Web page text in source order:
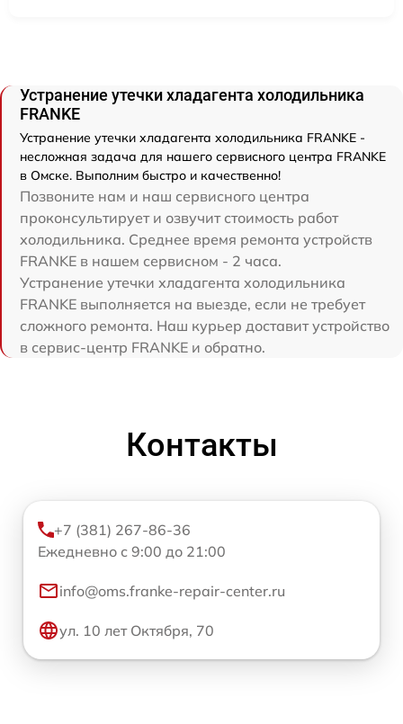
Устранение утечки хладагента холодильника
FRANKE
Устранение утечки хладагента холодильника FRANKE -
несложная задача для нашего сервисного центра FRANKE
в Омске. Выполним быстро и качественно!
Позвоните нам и наш сервисного центра
проконсультирует и озвучит стоимость работ
холодильника. Среднее время ремонта устройств
FRANKE в нашем сервисном - 2 часа.
Устранение утечки хладагента холодильника
FRANKE выполняется на выезде, если не требует
сложного ремонта. Наш курьер доставит устройство
в сервис-центр FRANKE и обратно.
Контакты
+7 (381) 267-86-36
Ежедневно с 9:00 до 21:00
info@oms.franke-repair-center.ru
ул. 10 лет Октября, 70